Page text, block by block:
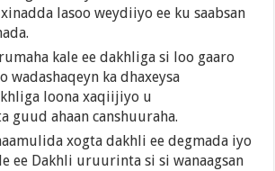
lasoo weydiiyo ee ku saabsan
kale ee dakhliga si loo gaaro
wadashaqeyn ka dhaxeysa
loona xaqiijiyo u
guud ahaan canshuuraha.
xogta dakhli ee degmada iyo
ee Dakhli uruurinta si si wanaagsan